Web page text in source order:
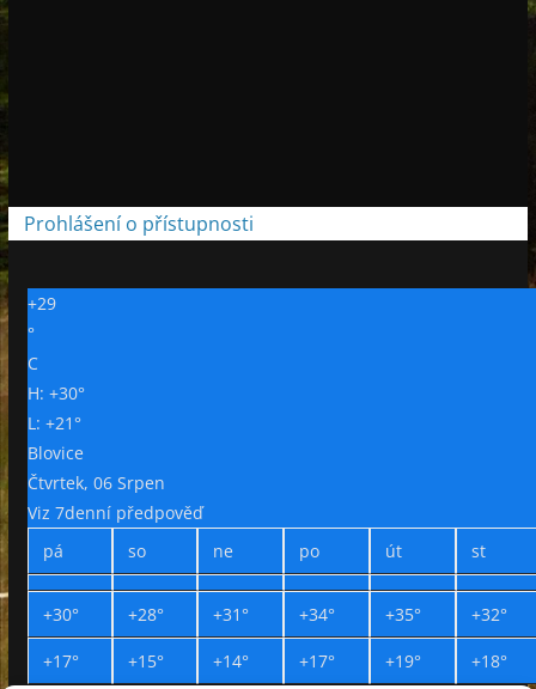
Prohlášení o přístupnosti
+29
°
C
H: +30°
L: +21°
Blovice
Čtvrtek, 06 Srpen
Viz 7denní předpověď
pá
so ne po út st
+30° +28° +31° +34° +35° +32°
+17° +15° +14° +17° +19° +18°